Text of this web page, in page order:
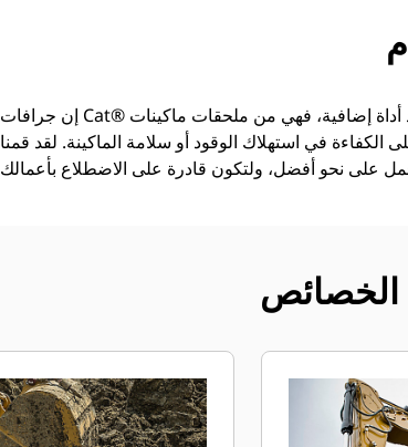
إن جرافات Cat®‎ أكثر من مجرد أداة إضافية، فهي من ملحقات ماكينات Cat. تتوازن كل جرافة من الجرافات بشكل مثالي مع
الكفاءة في استهلاك الوقود أو سلامة الماكينة. لقد قمنا
الخصائص